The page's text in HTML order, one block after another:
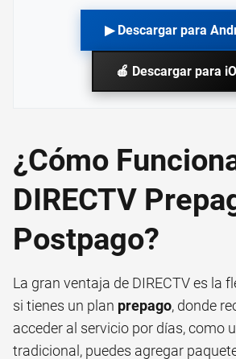
▶ Descargar para
🍎 Descargar para
¿Cómo
DIRECTV
Postpago?
La gran ventaja de DIRECTV es la
si tienes un plan prepago, donde
acceder al servicio por días, como
tradicional, puedes agregar